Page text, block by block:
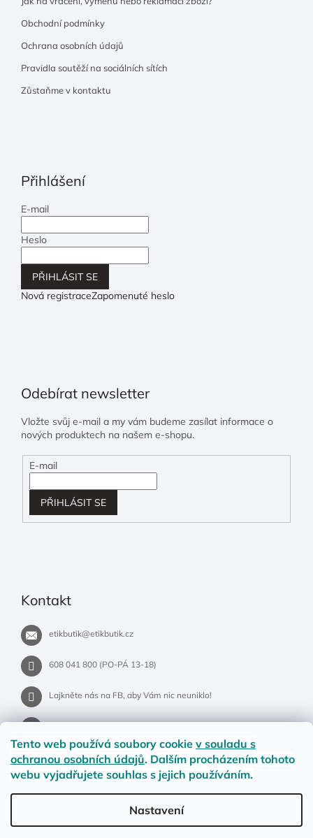
Tento web používá soubory cookie v souladu s
ochranou osobních údajů. Dalším procházením tohoto
webu vyjadřujete souhlas s jejich používáním.
Nastavení
Obchodní podmínky
Ochrana osobních údajů
Pravidla soutěží na sociálních sítích
Zůstaňme v kontaktu
Přihlášení
E-mail
Heslo
PŘIHLÁSIT SE
Nová registraceZapomenuté heslo
Odebírat newsletter
Vložte svůj e-mail a my vám budeme zasílat informace o
nových produktech na našem e-shopu.
E-mail
PŘIHLÁSIT SE
Kontakt
etikbutik@etikbutik.cz
608 041 800 (PO-PÁ 13-18)
Lajkněte nás na FB, aby Vám nic neuniklo!
Jak na vrácení nebo reklamaci?
Obchodní podmínky Ochrana osobních údajů